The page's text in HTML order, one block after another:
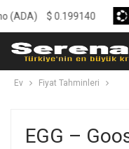
Ev Fiyat Tahminleri
EGG –
$ 0.199140